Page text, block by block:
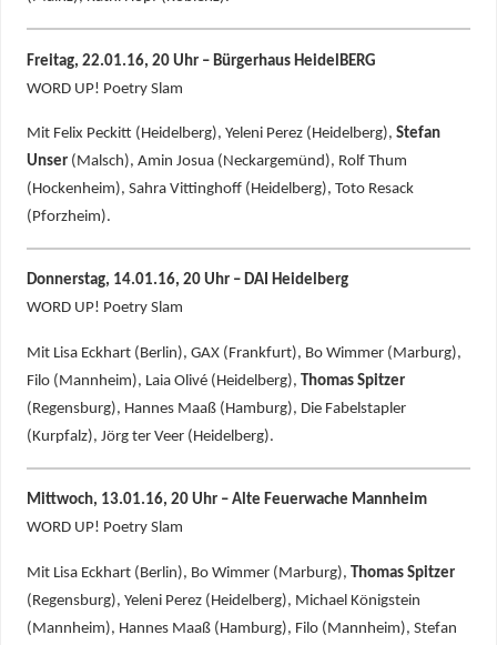
Freitag, 22.01.16, 20 Uhr – Bürgerhaus HeidelBERG
WORD UP! Poetry Slam
Mit Felix Peckitt (Heidelberg), Yeleni Perez (Heidelberg), Stefan
Unser(Malsch), Amin Josua (Neckargemünd), Rolf Thum
(Hockenheim), Sahra Vittinghoff (Heidelberg), Toto Resack
(Pforzheim).
Donnerstag, 14.01.16, 20 Uhr – DAI Heidelberg
WORD UP! Poetry Slam
Mit Lisa Eckhart (Berlin), GAX (Frankfurt), Bo Wimmer (Marburg),
Filo (Mannheim), Laia Olivé (Heidelberg),
Thomas Spitzer
(Regensburg), Hannes Maaß (Hamburg), Die Fabelstapler
(Kurpfalz), Jörg ter Veer (Heidelberg).
Mittwoch, 13.01.16, 20 Uhr – Alte Feuerwache Mannheim
WORD UP! Poetry Slam
Mit Lisa Eckhart (Berlin), Bo Wimmer (Marburg), Thomas Spitzer
(Regensburg), Yeleni Perez (Heidelberg), Michael Königstein
(Mannheim), Hannes Maaß (Hamburg), Filo (Mannheim), Stefan